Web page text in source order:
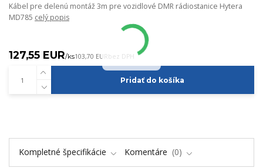
Kábel pre delenú montáž 3m pre vozidlové DMR rádiostanice Hytera
MD785 celý popis
127,55 EUR/ks103,70 EURbez DPH
Pridať do košíka
Kompletné špecifikácie Komentáre 0